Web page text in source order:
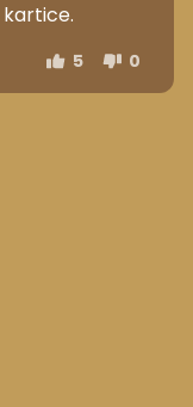
5 0